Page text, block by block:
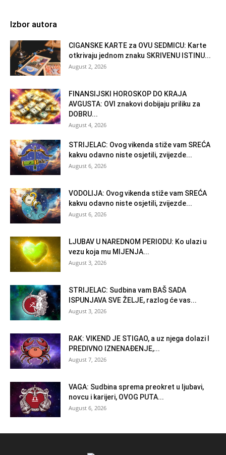
Izbor autora
CIGANSKE KARTE za OVU SEDMICU: Karte
otkrivaju jednom znaku SKRIVENU ISTINU...
August 2, 2026
FINANSIJSKI HOROSKOP DO KRAJA
AVGUSTA: OVI znakovi dobijaju priliku za
DOBRU...
August 4, 2026
STRIJELAC: Ovog vikenda stiže vam SREĆA
kakvu odavno niste osjetili, zvijezde...
August 6, 2026
VODOLIJA: Ovog vikenda stiže vam SREĆA
kakvu odavno niste osjetili, zvijezde...
August 6, 2026
LJUBAV U NAREDNOM PERIODU: Ko ulazi u
vezu koja mu MIJENJA...
August 3, 2026
STRIJELAC: Sudbina vam BAŠ SADA
ISPUNJAVA SVE ŽELJE, razlog će vas...
August 3, 2026
RAK: VIKEND JE STIGAO, a uz njega dolazi I
PREDIVNO IZNENAĐENJE,...
August 7, 2026
VAGA: Sudbina sprema preokret u ljubavi,
novcu i karijeri, OVOG PUTA...
August 6, 2026